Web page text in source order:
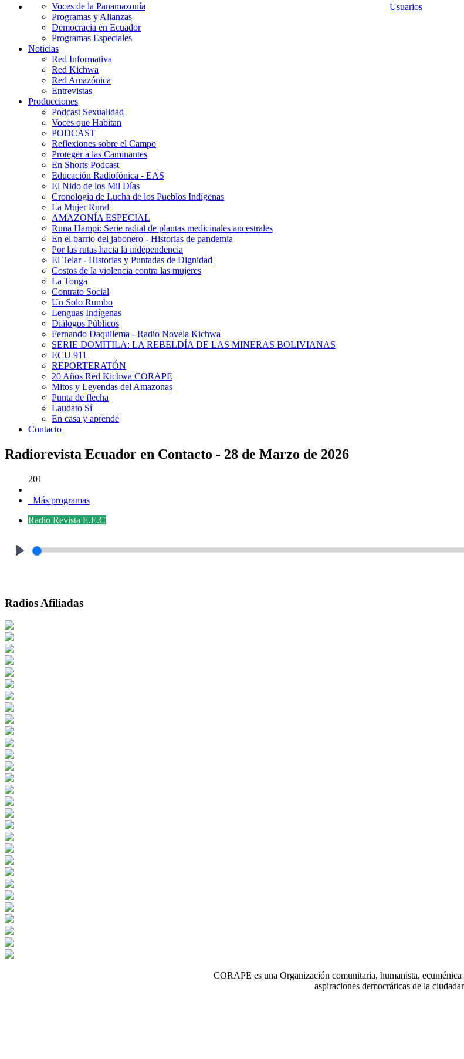
Usuarios
Voces de la Panamazonía
Programas y Alianzas
Democracia en Ecuador
Programas Especiales
Noticias
Red Informativa
Red Kichwa
Red Amazónica
Entrevistas
Producciones
Podcast Sexualidad
Voces que Habitan
PODCAST
Reflexiones sobre el Campo
Proteger a las Caminantes
En Shorts Podcast
Educación Radiofónica - EAS
El Nido de los Mil Días
Cronología de Lucha de los Pueblos Indígenas
La Mujer Rural
AMAZONÍA ESPECIAL
Runa Hampi: Serie radial de plantas medicinales ancestrales
En el barrio del jabonero - Historias de pandemia
Por las rutas hacia la independencia
El Telar - Historias y Puntadas de Dignidad
Costos de la violencia contra las mujeres
La Tonga
Contrato Social
Un Solo Rumbo
Lenguas Indígenas
Diálogos Públicos
Fernando Daquilema - Radio Novela Kichwa
SERIE DOMITILA: LA REBELDÍA DE LAS MINERAS BOLIVIANAS
ECU 911
REPORTERATÓN
20 Años Red Kichwa CORAPE
Mitos y Leyendas del Amazonas
Punta de flecha
Laudato Sí
En casa y aprende
Contacto
Radiorevista Ecuador en Contacto - 28 de Marzo de 2026
201
Más programas
Radio Revista E.E.C
Radios Afiliadas
CORAPE es una Organización comunitaria, humanista,
aspiraciones democráticas de la